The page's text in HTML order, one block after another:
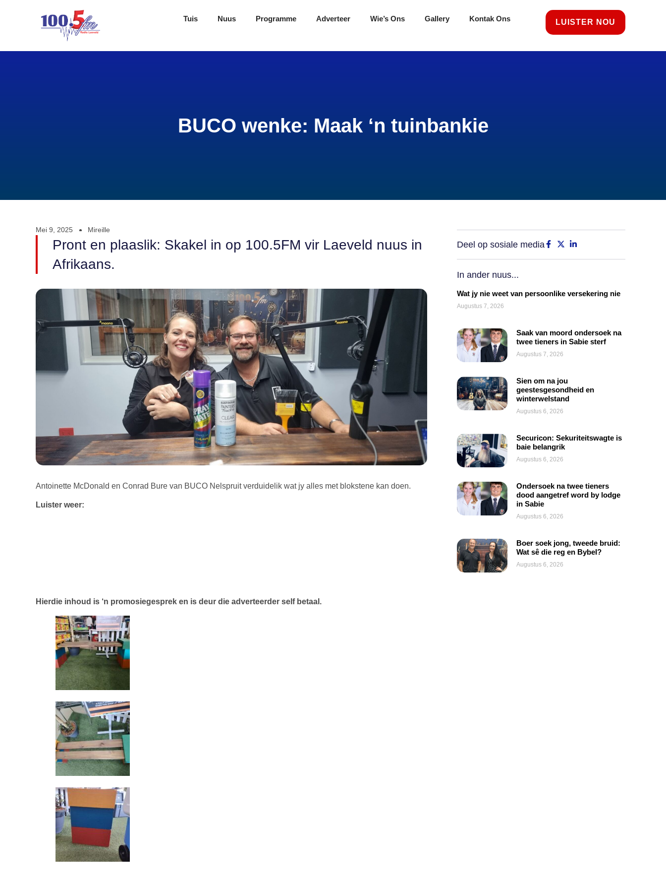
Tuis Nuus Programme Adverteer Wie’s Ons Gallery Kontak Ons LUISTER NOU
BUCO wenke: Maak ‘n tuinbankie
Mei 9, 2025 Mireille
Pront en plaaslik: Skakel in op 100.5FM vir Laeveld nuus in
Afrikaans.
Antoinette McDonald en Conrad Bure van BUCO Nelspruit verduidelik wat jy alles met blokstene kan doen.
Luister weer:
Hierdie inhoud is ‘n promosiegesprek en is deur die adverteerder self betaal.
Deel op sosiale media
In ander nuus...
Wat jy nie weet van persoonlike versekering nie
Augustus 7, 2026
Saak van moord ondersoek na
twee tieners in Sabie sterf
Augustus 7, 2026
Sien om na jou
geestesgesondheid en
winterwelstand
Augustus 6, 2026
Securicon: Sekuriteitswagte is
baie belangrik
Augustus 6, 2026
Ondersoek na twee tieners
dood aangetref word by lodge
in Sabie
Augustus 6, 2026
Boer soek jong, tweede bruid:
Wat sê die reg en Bybel?
Augustus 6, 2026